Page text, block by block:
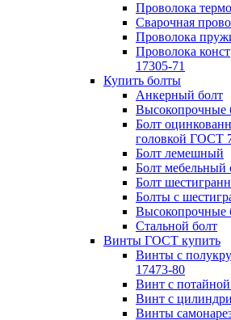
Проволока
Сварочная
Проволока
Проволока
17305-71
Купить болты
Анкерный болт
Высокопрочные
Болт
головкой ГОСТ
Болт лемешный
Болт мебельный
Болт
Болты с
Высокопрочные
Стальной болт
Винты ГОСТ купить
Винты с
17473-80
Винт с
Винт с
Винты